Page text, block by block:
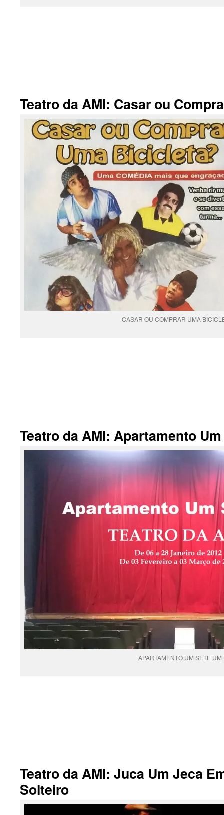
Teatro da AMI: Casar ou
CASAR OU COMPRAR UMA
Teatro da AMI: Apartamento
APARTAMENTO UM SETE UM
Teatro da AMI: Juca Um Jeca
Solteiro